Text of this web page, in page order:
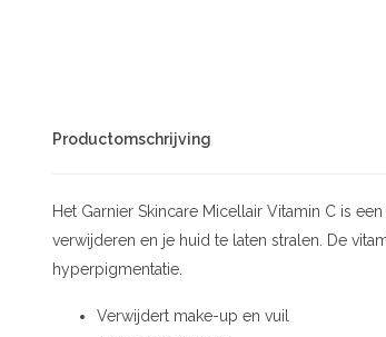
Productomschrijving
Het Garnier Skincare Micellair Vitamin C is
verwijderen en je huid te laten stralen. De
hyperpigmentatie.
Verwijdert make-up en vuil